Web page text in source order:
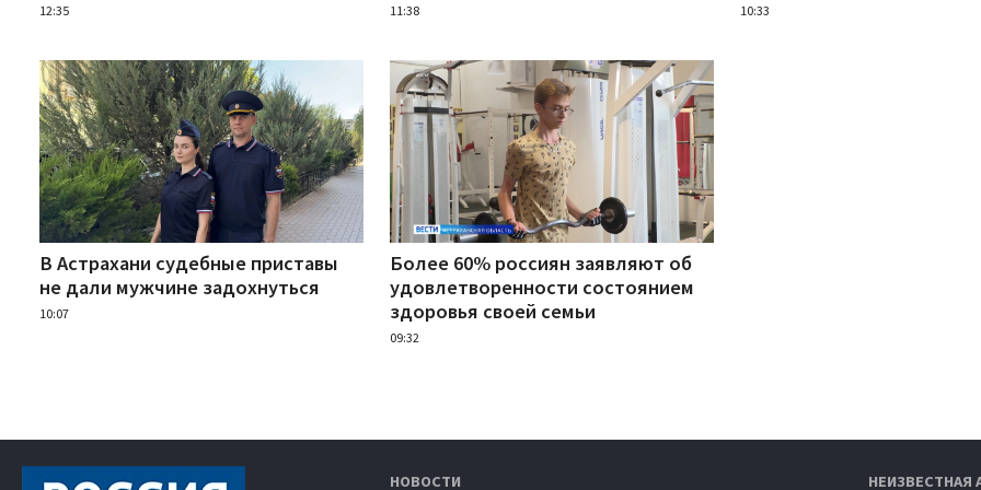
12:35 11:38 10:33
В Астрахани судебные приставы
не дали мужчине задохнуться
10:07
Более 60% россиян заявляют об
удовлетворенности состоянием
здоровья своей семьи
09:32
НОВОСТИ НЕИЗВЕСТНАЯ